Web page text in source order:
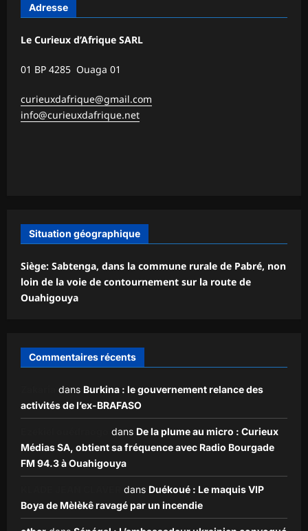
Adresse
Le Curieux d’Afrique SARL
01 BP 4285 Ouaga 01
curieuxdafrique@gmail.com
info@curieuxdafrique.net
Situation géographique
Siège: Sabtenga, dans la commune rurale de Pabré, non
loin de la voie de contournement sur la route de
Ouahigouya
Commentaires récents
dans Burkina : le gouvernement relance des
activités de l’ex-BRAFASO
dans De la plume au micro : Curieux
Médias SA, obtient sa fréquence avec Radio Bourgade
FM 94.3 à Ouahigouya
dans Duékoué : Le maquis VIP
Boya de Mèlèkê ravagé par un incendie